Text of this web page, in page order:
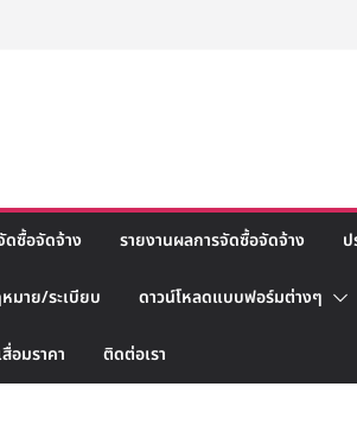
ซื้อจัดจ้าง รายงานผลการจัดซื้อจัดจ้าง ป
มาย/ระเบียบ ดาวน์โหลดแบบฟอร์มต่างๆ
อมราคา ติดต่อเรา